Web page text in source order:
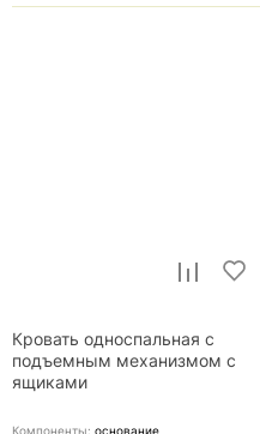
Кровать односпальная с
подъемным механизмом с
ящиками
Компоненты: основание